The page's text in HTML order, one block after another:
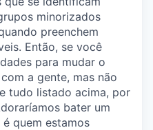
minorizados
preenchem
Então, se você
para mudar o
a gente, mas não
tudo listado acima, por
bater um
quem estamos